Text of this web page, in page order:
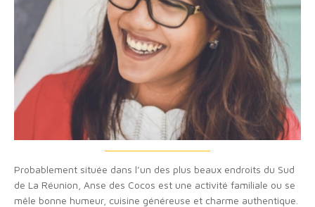
Probablement située dans l’un des plus beaux endroits du Sud
de La Réunion, Anse des Cocos est une activité familiale ou se
mêle bonne humeur, cuisine généreuse et charme authentique.